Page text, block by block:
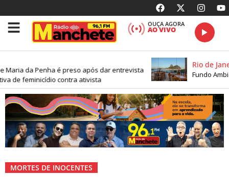
OUÇA AGORA
AO VIVO
da Penha é preso após dar entrevista
de feminicídio contra ativista
Rio de
Fundo
MORTES DE INOCENTES